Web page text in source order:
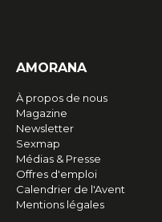
AMORANA
À propos de nous
Magazine
Newsletter
Sexmap
Médias & Presse
Offres d'emploi
Calendrier de l'Avent
Mentions légales